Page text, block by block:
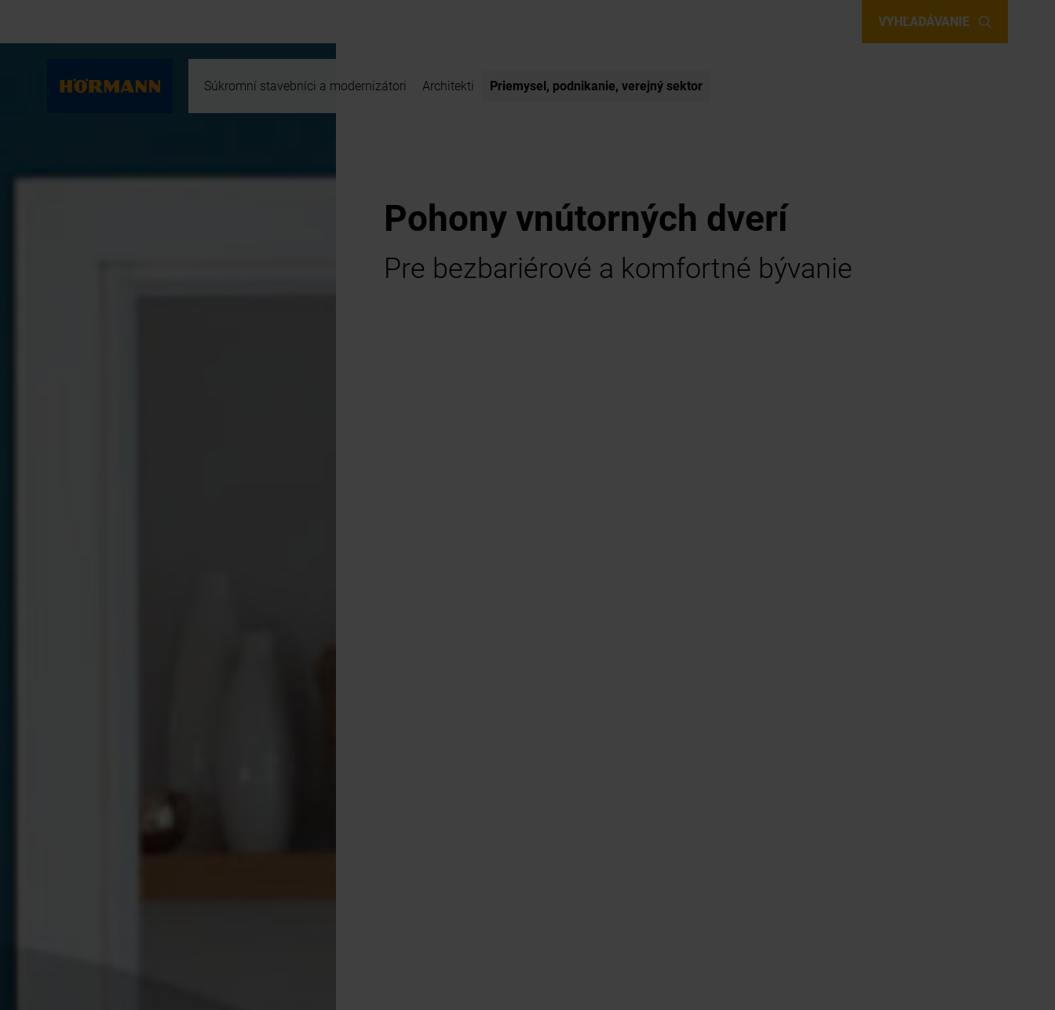
VYHĽADÁVANIE
Súkromní stavebníci a modernizátori Architekti Priemysel, podnikanie, verejný sektor
Pohony vnútorných dverí
Pre bezbariérové a komfortné bývanie